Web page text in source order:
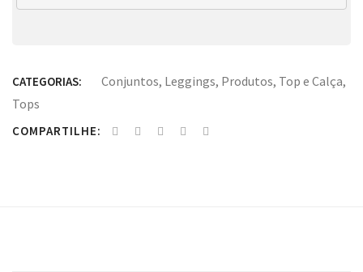
CATEGORIAS: Conjuntos, Leggings, Produtos, Top e Calça,
Tops
COMPARTILHE: